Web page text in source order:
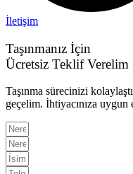
İletişim
Taşınmanız İçin
Ücretsiz Teklif Verelim
Taşınma sürecinizi
geçelim. İhtiyacınıza